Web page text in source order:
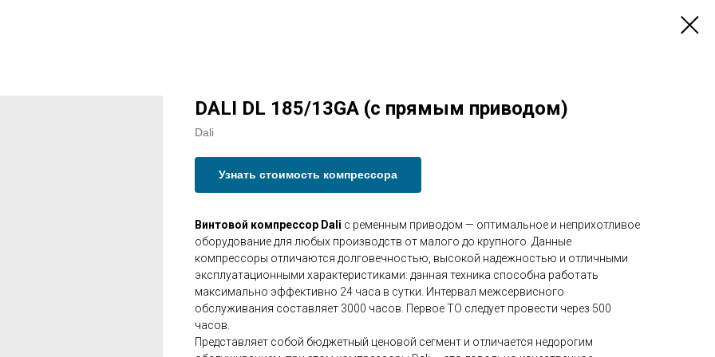
DALI DL 185/13GA (с прямым приводом)
Dali
Узнать стоимость компрессора
Винтовой компрессор Dali с ременным приводом — оптимальное и неприхотливое
оборудование для любых производств от малого до крупного. Данные
компрессоры отличаются долговечностью, высокой надежностью и отличными
эксплуатационными характеристиками: данная техника способна работать
максимально эффективно 24 часа в сутки. Интервал межсервисного
обслуживания составляет 3000 часов. Первое ТО следует провести через 500
часов.
Представляет собой бюджетный ценовой сегмент и отличается недорогим